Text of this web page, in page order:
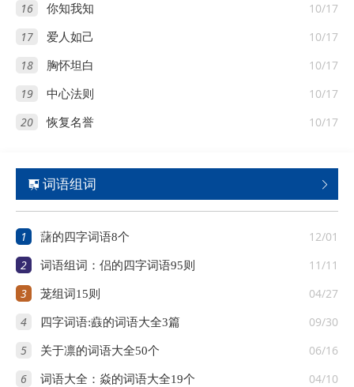
16 10/17
你知我知
17 10/17
爱人如己
18 10/17
胸怀坦白
19 10/17
中心法则
20 10/17
恢复名誉

 词语组词
1 12/01
藷的四字词语8个
2 11/11
词语组词：侣的四字词语95则
3 04/27
茏组词15则
4 09/30
四字词语:鼖的词语大全3篇
5 06/16
关于凛的词语大全50个
6 04/10
词语大全：焱的词语大全19个